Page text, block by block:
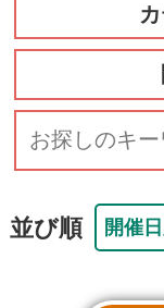
並び順 開催